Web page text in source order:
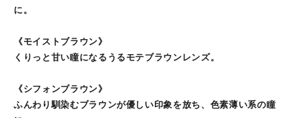
に。
《モイストブラウン》
くりっと甘い瞳になるうるモテブラウンレンズ。
《シフォンブラウン》
ふんわり馴染むブラウンが優しい印象を放ち、色素薄い系の瞳